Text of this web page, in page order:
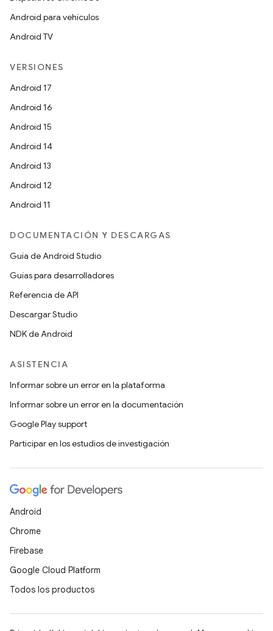
Android para vehículos
Android TV
VERSIONES
Android 17
Android 16
Android 15
Android 14
Android 13
Android 12
Android 11
DOCUMENTACIÓN Y DESCARGAS
Guía de Android Studio
Guías para desarrolladores
Referencia de API
Descargar Studio
NDK de Android
ASISTENCIA
Informar sobre un error en la plataforma
Informar sobre un error en la documentación
Google Play support
Participar en los estudios de investigación
Android
Chrome
Firebase
Google Cloud Platform
Todos los productos